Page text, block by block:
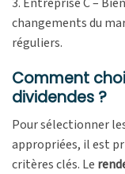
changements du
réguliers.
Comment
dividendes ?
Pour sélectionner
appropriées, il est
critères clés. Le